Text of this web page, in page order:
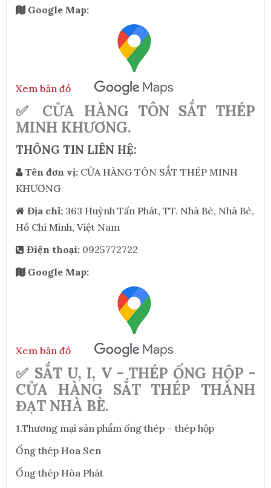
Google Map:
Xem bản đồ
✅ CỬA HÀNG TÔN SẮT THÉP
MINH KHƯƠNG.
THÔNG TIN LIÊN HỆ:
Tên đơn vị: CỬA HÀNG TÔN SẮT THÉP MINH
KHƯƠNG
Địa chỉ: 363 Huỳnh Tấn Phát, TT. Nhà Bè, Nhà Bè,
Hồ Chí Minh, Việt Nam
Điện thoại: 0925772722
Google Map:
Xem bản đồ
✅ SẮT U, I, V - THÉP ỐNG HỘP -
CỬA HÀNG SẮT THÉP THÀNH
ĐẠT NHÀ BÈ.
1.Thương mại sản phẩm ống thép – thép hộp
Ống thép Hoa Sen
Ống thép Hòa Phát